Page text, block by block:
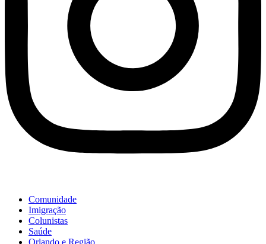
Comunidade
Imigração
Colunistas
Saúde